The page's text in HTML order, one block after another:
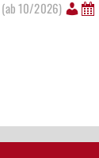
(ab 10/2026)